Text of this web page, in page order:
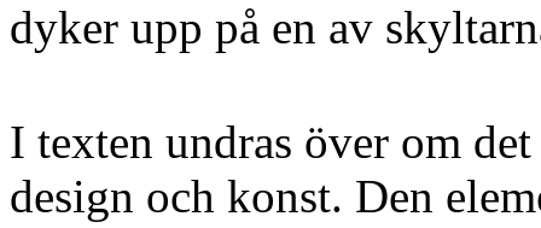
dyker upp på en av
I texten undras över om
design och konst. Den